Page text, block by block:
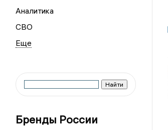
Аналитика
СВО
Бренды России